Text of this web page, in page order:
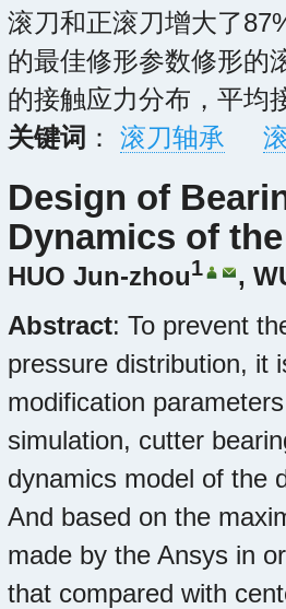
滚刀和正滚刀增大了
的最佳修形参数修形的
的接触应力分布，平均
关键词 ： 滚刀轴承
Design of
Dynamics of
HUO Jun-zhou1 ,
Abstract: To prevent
pressure distribution, it
modification
simulation, cutter
dynamics model of the
And based on the
made by the Ansys in
that compared with